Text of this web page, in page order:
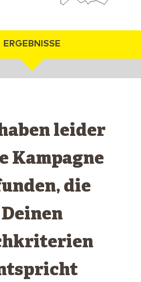
ERGEBNISSE
leider
Kampagne
die
Deinen